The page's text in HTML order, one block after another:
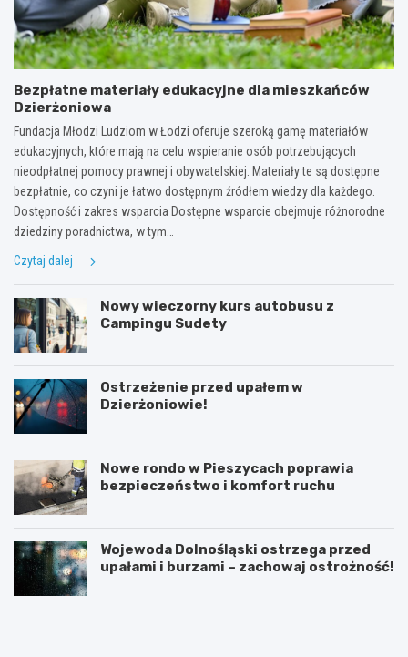
Bezpłatne materiały edukacyjne dla mieszkańców
Dzierżoniowa
Fundacja Młodzi Ludziom w Łodzi oferuje szeroką gamę materiałów
edukacyjnych, które mają na celu wspieranie osób potrzebujących
nieodpłatnej pomocy prawnej i obywatelskiej. Materiały te są dostępne
bezpłatnie, co czyni je łatwo dostępnym źródłem wiedzy dla każdego.
Dostępność i zakres wsparcia Dostępne wsparcie obejmuje różnorodne
dziedziny poradnictwa, w tym…
Czytaj dalej
Nowy wieczorny kurs autobusu z
Campingu Sudety
Ostrzeżenie przed upałem w
Dzierżoniowie!
Nowe rondo w Pieszycach poprawia
bezpieczeństwo i komfort ruchu
Wojewoda Dolnośląski ostrzega przed
upałami i burzami – zachowaj ostrożność!